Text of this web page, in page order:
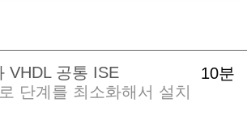
10분
VHDL 공통 ISE
단계를 최소화해서 설치